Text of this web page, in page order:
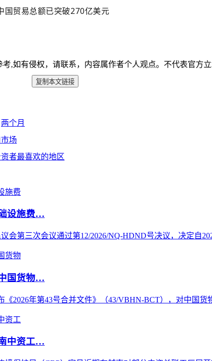
国贸易总额已突破270亿美元
,如有侵权，请联系，内容属作者个人观点。不代表官方
两个月
场
者最喜欢的地区
设施费…
会第三次会议通过第12/2026/NQ-HDND号决议，决定自
国货物…
《2026年第43号合并文件》（43/VBHN-BCT），对中国
中资工…